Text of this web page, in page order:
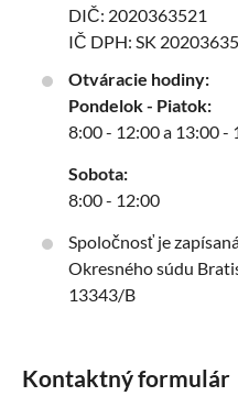
DIČ: 2020363521
IČ DPH: SK
Otváracie hodiny:
Pondelok - Piatok:
8:00 - 12:00 a 13:00 -
Sobota:
8:00 - 12:00
Spoločnosť je
Okresného súdu
13343/B
Kontaktný formulár